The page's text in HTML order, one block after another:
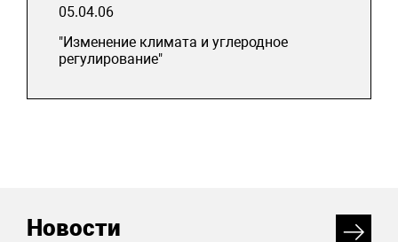
05.04.06
"Изменение климата и углеродное
регулирование"
Новости